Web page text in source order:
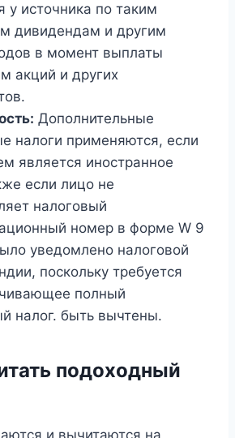
у источника по таким
дивидендам и другим
в момент выплаты
акций и других
Дополнительные
налоги применяются, если
является иностранное
если лицо не
налоговый
номер в форме W 9
уведомлено налоговой
поскольку требуется
полный
налог. быть вычтены.
подоходный